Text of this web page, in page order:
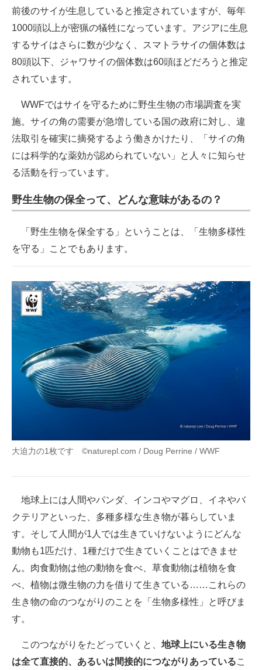
前後のサイが生息していると推定されていますが、毎年
1000頭以上が密猟の犠牲になっています。アジアに生息
するサイはさらに数が少なく、スマトラサイの個体数は
80頭以下、ジャワサイの個体数は60頭ほどだろうと推定
されています。
WWFではサイを守るために野生生物の市場調査を実
施。サイの角の需要が急増している国の政府に対し、違
法取引を確実に摘発するよう働きかけたり、「サイの角
には科学的な薬効が認められていない」と人々に知らせ
る活動を行っています。
野生生物の保全って、どんな意味があるの？
「野生生物を保全する」ということは、「生物多様性
を守る」ことでもあります。
大迫力の1枚です ©naturepl.com / Doug Perrine / WWF
地球上には人間やパンダ、インコやマグロ、イネやバ
クテリアといった、多種多様な生き物が暮らしていま
す。そして人間が1人では生きていけないようにどんな
動物も1匹だけ、1種だけで生きていくことはできませ
ん。肉食動物は他の動物を食べ、草食動物は植物を食
べ、植物は微生物の力を借りて生きている……これらの
生き物の命のつながりのことを「生物多様性」と呼びま
す。
このつながりをたどっていくと、 地球上にいる生き物
は全て直接的、あるいは間接的につながりあっているこ